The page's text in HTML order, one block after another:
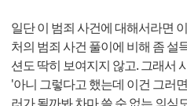
일단 이 범죄 사건에 대해서라면
처의 범죄 사건 풀이에 비해 좀 설
션도 딱히 보여지지 않고. 그래서
'아니 그렇다고 했는데 이건 그러